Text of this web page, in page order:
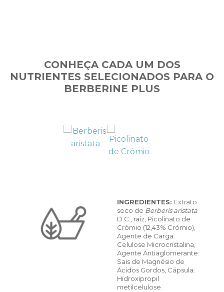
CONHEÇA CADA UM DOS
NUTRIENTES SELECIONADOS PARA O
BERBERINE PLUS
INGREDIENTES: Extrato
seco de Berberis aristata
D.C., raíz, Picolinato de
Crómio (12,43% Crómio),
Agente de Carga:
Celulose Microcristalina,
Agente Antiaglomerante:
Sais de Magnésio de
Ácidos Gordos, Cápsula:
Hidroxipropil
metilcelulose.